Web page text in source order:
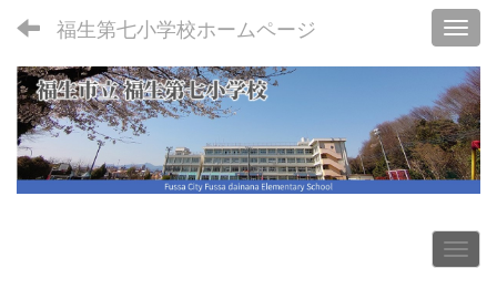
福生第七小学校ホームページ